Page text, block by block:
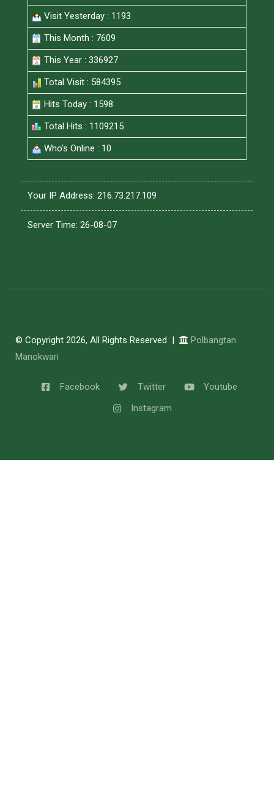
Visit Yesterday : 1193
This Month : 7609
This Year : 336927
Total Visit : 584395
Hits Today : 1598
Total Hits : 1109215
Who's Online : 10
Your IP Address: 216.73.217.109
Server Time: 26-08-07
© Copyright 2026, All Rights Reserved |
Polbangtan
Manokwari
Facebook Twitter
Youtube
Instagram